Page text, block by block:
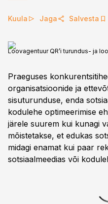
Kuula Jaga Salvesta
Loovagentuur QR’i turundus- ja
Praeguses
organisatsioonide ja
sisuturunduse, enda
kodulehe optimeerimise
järele suurem kui kunagi
mõistetakse, et edukas
midagi enamat kui paar
sotsiaalmeedias või